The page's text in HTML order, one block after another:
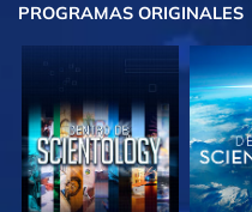
PROGRAMAS ORIGINALES